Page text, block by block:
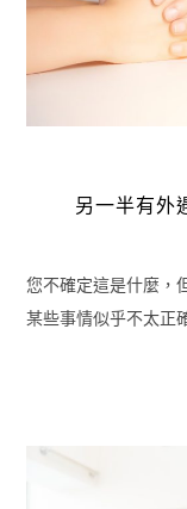
另一半有外
您不確定這是什麼，
某些事情似乎不太正